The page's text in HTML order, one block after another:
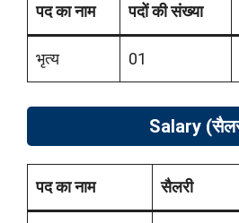
पद का नाम पदों की संख्या
भृत्य 01
Salary
पद का नाम सैलरी